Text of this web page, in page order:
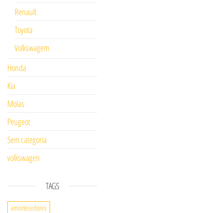
Renault
Toyota
Volkswagem
Honda
Kia
Molas
Peugeot
Sem categoria
volkswagen
TAGS
amortecedores